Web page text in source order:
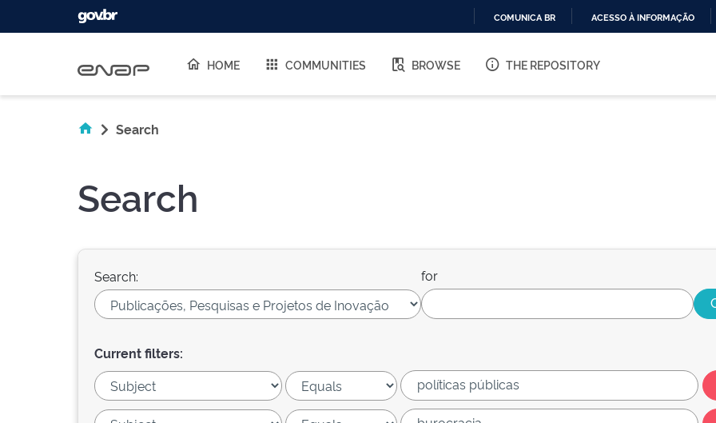
O
COMUNICA BR ACESSO À INFORMAÇÃO
HOME COMMUNITIES BROWSE THE REPOSITORY
Search
Search
Search: for
Current filters: